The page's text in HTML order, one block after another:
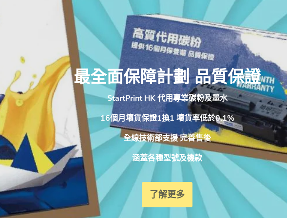
最全面保障計劃 品質保證
StartPrint HK 代用專業碳粉及墨水
16個月壞貨保證1換1 壞貨率低於0.1%
全線技術部支援 完善售後
涵蓋各種型號及機款